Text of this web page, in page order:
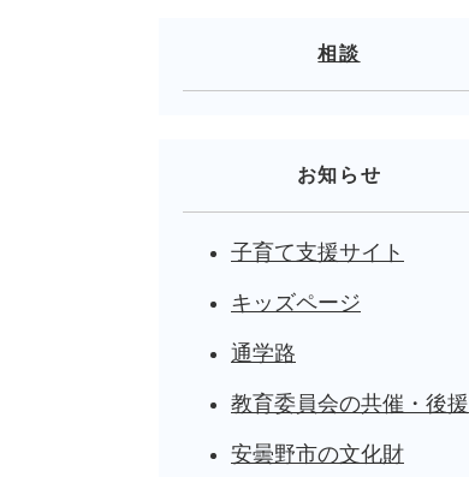
相談
お知らせ
子育て支援サイト
キッズページ
通学路
教育委員会の共催・後援
安曇野市の文化財